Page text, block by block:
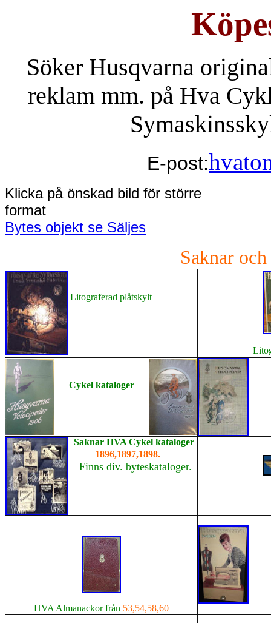
Söker Husqvarna
reklam mm. på Hva
Symaskin
E-post:
Klicka på önskad bild för större
Bytes objekt se Säljes
Saknar
Litograferad plåtskylt
Cykel kataloger
Saknar HVA Cykel kataloger
1896,1897,1898.
Finns div. byteskataloger.
HVA Almanackor från 53,54,58,60